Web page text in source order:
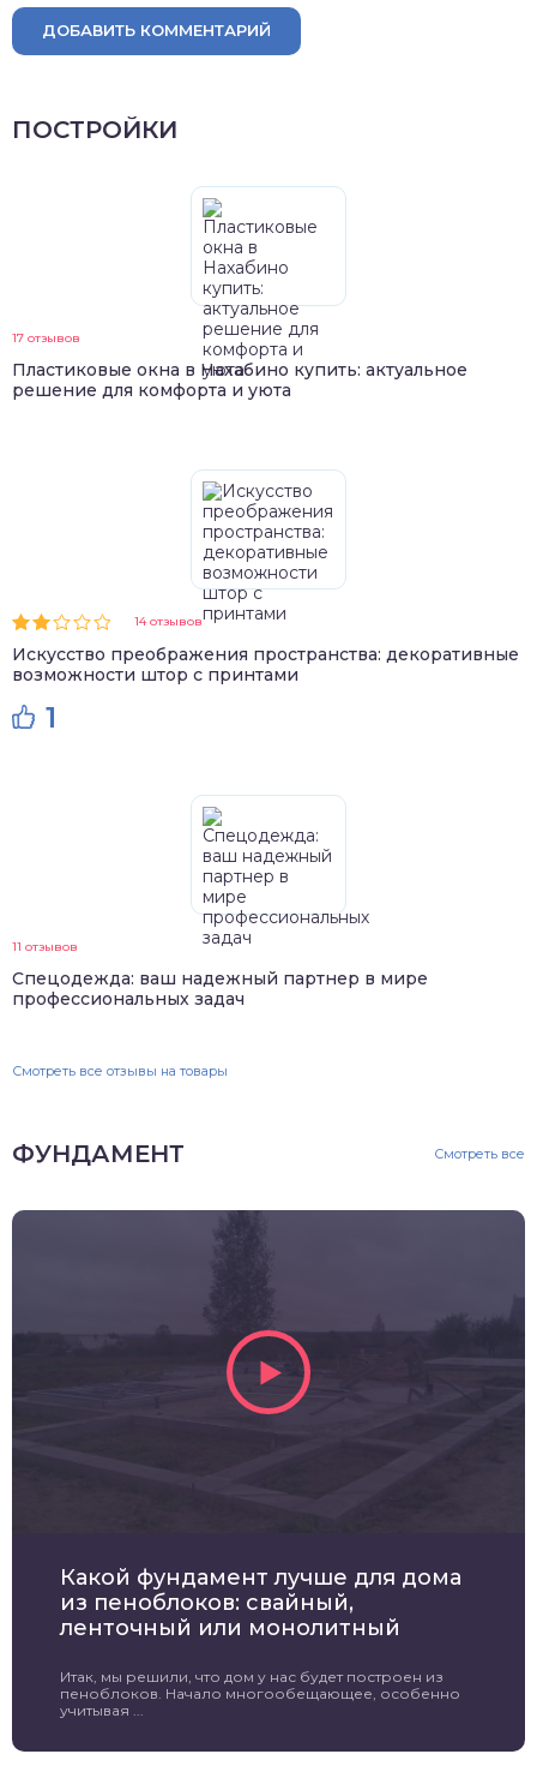
ДОБАВИТЬ КОММЕНТАРИЙ
ПОСТРОЙКИ
17 отзывов
Пластиковые окна в Нахабино купить: актуальное
решение для комфорта и уюта
14 отзывов
Искусство преображения пространства: декоративные
возможности штор с принтами
1
11 отзывов
Спецодежда: ваш надежный партнер в мире
профессиональных задач
Смотреть все отзывы на товары
ФУНДАМЕНТ Смотреть все
Какой фундамент лучше для дома
из пеноблоков: свайный,
ленточный или монолитный
Итак, мы решили, что дом у нас будет построен из
пеноблоков. Начало многообещающее, особенно
учитывая ...